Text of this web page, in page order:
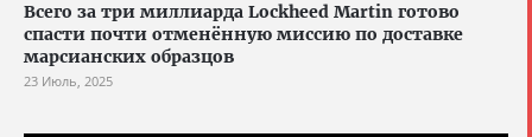
Всего за три миллиарда Lockheed Martin готово
спасти почти отменённую миссию по доставке
марсианских образцов
23 Июль, 2025